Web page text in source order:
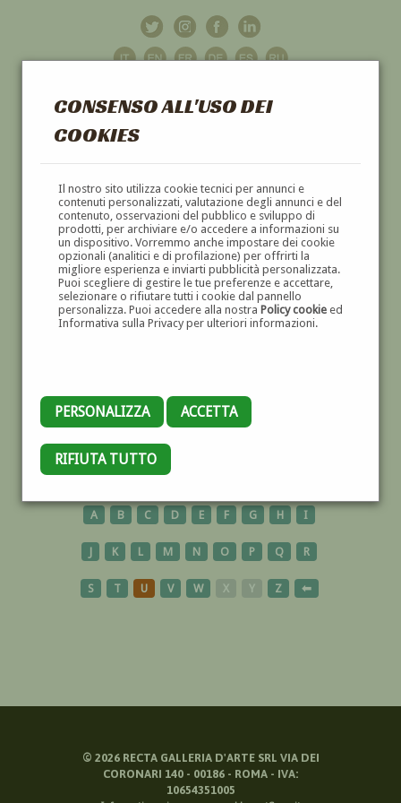
CONSENSO ALL'USO DEI
COOKIES
Il nostro sito utilizza cookie tecnici per annunci e
contenuti personalizzati, valutazione degli annunci e del
contenuto, osservazioni del pubblico e sviluppo di
prodotti, per archiviare e/o accedere a informazioni su
un dispositivo. Vorremmo anche impostare dei cookie
opzionali (analitici e di profilazione) per offrirti la
migliore esperienza e inviarti pubblicità personalizzata.
Puoi scegliere di gestire le tue preferenze e accettare,
selezionare o rifiutare tutti i cookie dal pannello
personalizza. Puoi accedere alla nostra Policy cookieed
Informativa sulla Privacy per ulteriori informazioni.
PERSONALIZZA ACCETTA
RIFIUTA TUTTO
GALLERIAD'ARTE
DIPINTI E SCULTURE '800 E '900
PORTICI
A B C D E F G H I
J K L M N O P Q R
S T U V W X Y Z ⬅
© 2026RECTA GALLERIA D'ARTE SRL VIA DEI
CORONARI 140 - 00186 - ROMA - IVA:
10654351005